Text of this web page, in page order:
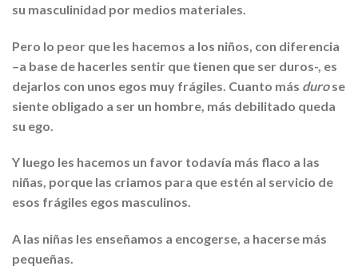
su masculinidad por medios materiales.
Pero lo peor que les hacemos a los niños, con diferencia
–a base de hacerles sentir que tienen que ser duros-, es
dejarlos con unos egos muy frágiles. Cuanto más durose
siente obligado a ser un hombre, más debilitado queda
su ego.
Y luego les hacemos un favor todavía más flaco a las
niñas, porque las criamos para que estén al servicio de
esos frágiles egos masculinos.
A las niñas les enseñamos a encogerse, a hacerse más
pequeñas.